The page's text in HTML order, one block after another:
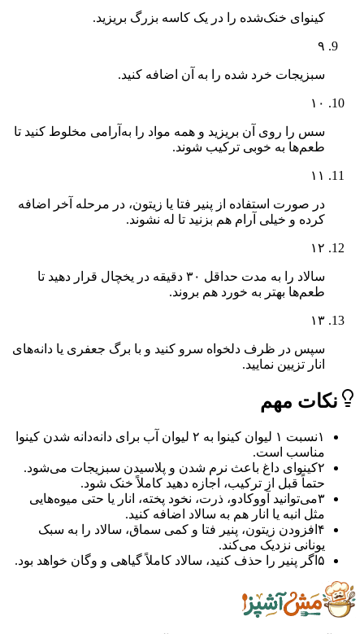
کینوا‌ی خنک‌شده را در یک کاسه بزرگ بریزید.
سبزیجات خرد شده را به آن اضافه کنید.
سس را روی آن بریزید و همه مواد را به‌آرامی مخلوط کنید تا
طعم‌ها به خوبی ترکیب شوند.
در صورت استفاده از پنیر فتا یا زیتون، در مرحله آخر اضافه
کرده و خیلی آرام هم بزنید تا له نشوند.
سالاد را به مدت حداقل ۳۰ دقیقه در یخچال قرار دهید تا
طعم‌ها بهتر به خورد هم بروند.
سپس در ظرف دلخواه سرو کنید و با برگ جعفری یا دانه‌های
انار تزیین نمایید.
مهم
نسبت ۱ لیوان کینوا به ۲ لیوان آب برای دانه‌دانه شدن کینوا
مناسب است.
کینوای داغ باعث نرم شدن و پلاسیدن سبزیجات می‌شود.
حتماً قبل از ترکیب، اجازه دهید کاملاً خنک شود.
می‌توانید آووکادو، ذرت، نخود پخته، انار یا حتی میوه‌هایی
مثل انبه یا انار هم به سالاد اضافه کنید.
افزودن زیتون، پنیر فتا و کمی سماق، سالاد را به سبک
یونانی نزدیک می‌کند.
اگر پنیر را حذف کنید، سالاد کاملاً گیاهی و وگان خواهد بود.